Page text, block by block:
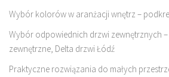
Wybór kolorów w aranżacji wnętrz –
Wybór odpowiednich drzwi zewnętrznych
zewnętrzne, Delta drzwi Łódź
Praktyczne rozwiązania do małych